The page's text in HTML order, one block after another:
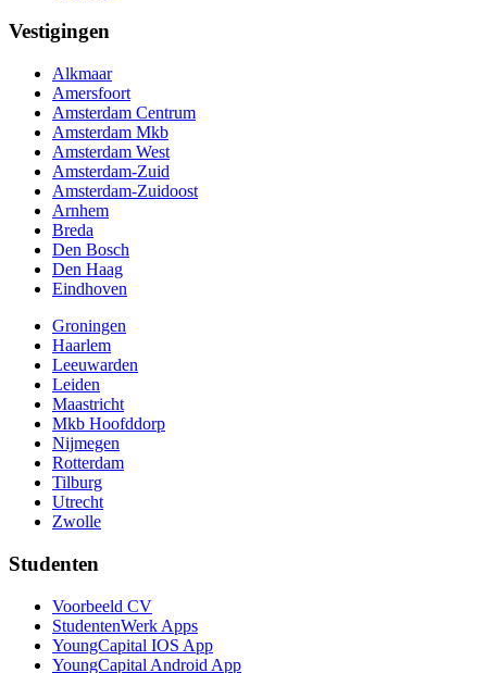
Vestigingen
Alkmaar
Amersfoort
Amsterdam Centrum
Amsterdam Mkb
Amsterdam West
Amsterdam-Zuid
Amsterdam-Zuidoost
Arnhem
Breda
Den Bosch
Den Haag
Eindhoven
Groningen
Haarlem
Leeuwarden
Leiden
Maastricht
Mkb Hoofddorp
Nijmegen
Rotterdam
Tilburg
Utrecht
Zwolle
Studenten
Voorbeeld CV
StudentenWerk Apps
YoungCapital IOS App
YoungCapital Android App